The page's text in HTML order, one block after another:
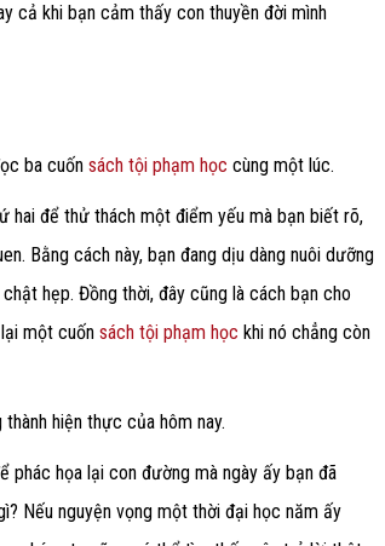
cả khi bạn cảm thấy con thuyền đời mình
ba cuốn sách tội phạm học cùng một lúc.
hai để thử thách một điểm yếu mà bạn biết rõ,
Bằng cách này, bạn đang dịu dàng nuôi dưỡng
hẹp. Đồng thời, đây cũng là cách bạn cho
một cuốn sách tội phạm học khi nó chẳng còn
hiện thực của hôm nay.
họa lại con đường mà ngày ấy bạn đã
Nếu nguyện vọng một thời đại học năm ấy